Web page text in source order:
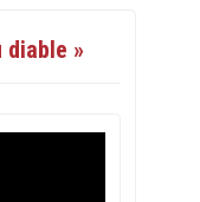
diable »